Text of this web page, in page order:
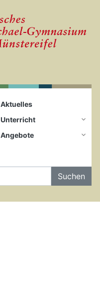
Aktuelles
Unterricht
Angebote